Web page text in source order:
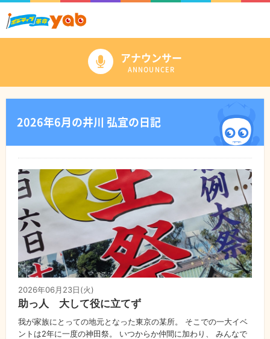
アナウンサー
ANNOUNCER
2026年6月の井川 弘宜の日記
2026年06月23日(火)
助っ人 大して役に立てず
我が家族にとっての地元となった東京の某所。 そこでの一大イベ
ントは2年に一度の神田祭。 いつからか仲間に加わり、 みんなで